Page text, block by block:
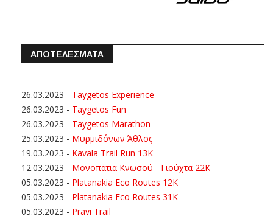
ΑΠΟΤΕΛΕΣΜΑΤΑ
26.03.2023 - Taygetos Experience
26.03.2023 - Taygetos Fun
26.03.2023 - Taygetos Marathon
25.03.2023 - Μυρμιδόνων Άθλος
19.03.2023 - Kavala Trail Run 13K
12.03.2023 - Μονοπάτια Κνωσού - Γιούχτα 22Κ
05.03.2023 - Platanakia Eco Routes 12K
05.03.2023 - Platanakia Eco Routes 31K
05.03.2023 - Pravi Trail